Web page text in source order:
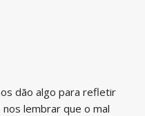
dão algo para refletir
lembrar que o mal